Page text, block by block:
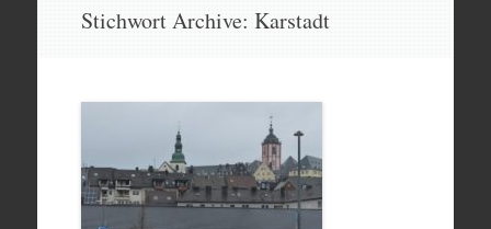
Stichwort Archive: Karstadt